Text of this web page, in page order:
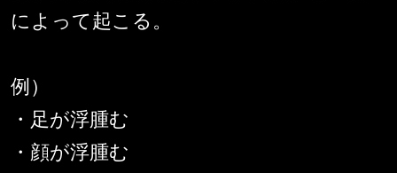
によって起こる。
例）
・足が浮腫む
・顔が浮腫む